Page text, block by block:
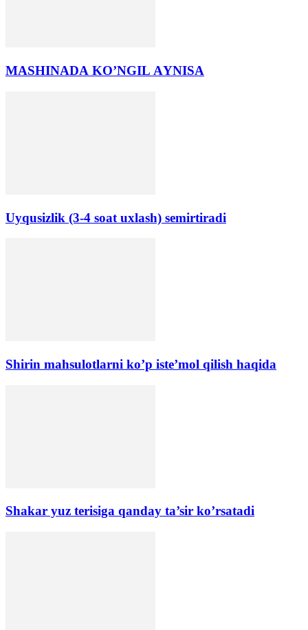
MАSHINАDА KO’NGIL АYNISА
Uyqusizlik (3-4 soat uxlash) semirtiradi
Shirin mahsulotlarni ko’p iste’mol qilish haqida
Shakar yuz terisiga qanday ta’sir koʼrsatadi